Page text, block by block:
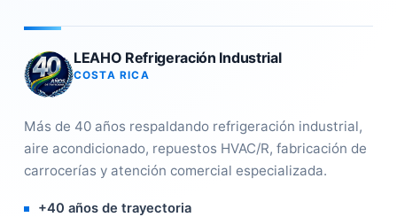
LEAHO Refrigeración Industrial
COSTA RICA
Más de 40 años respaldando refrigeración industrial,
aire acondicionado, repuestos HVAC/R, fabricación de
carrocerías y atención comercial especializada.
+40 años de trayectoria